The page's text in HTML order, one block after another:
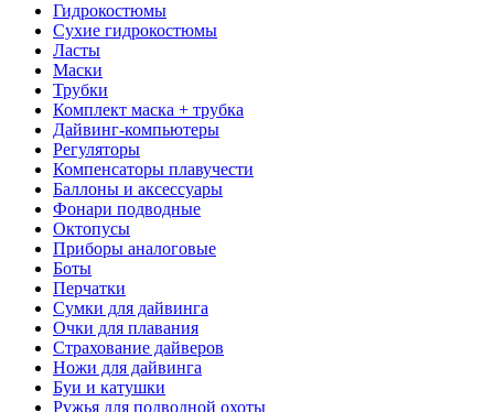
Гидрокостюмы
Сухие гидрокостюмы
Ласты
Маски
Трубки
Комплект маска + трубка
Дайвинг-компьютеры
Регуляторы
Компенсаторы плавучести
Баллоны и аксессуары
Фонари подводные
Октопусы
Приборы аналоговые
Боты
Перчатки
Сумки для дайвинга
Очки для плавания
Страхование дайверов
Ножи для дайвинга
Буи и катушки
Ружья для подводной охоты